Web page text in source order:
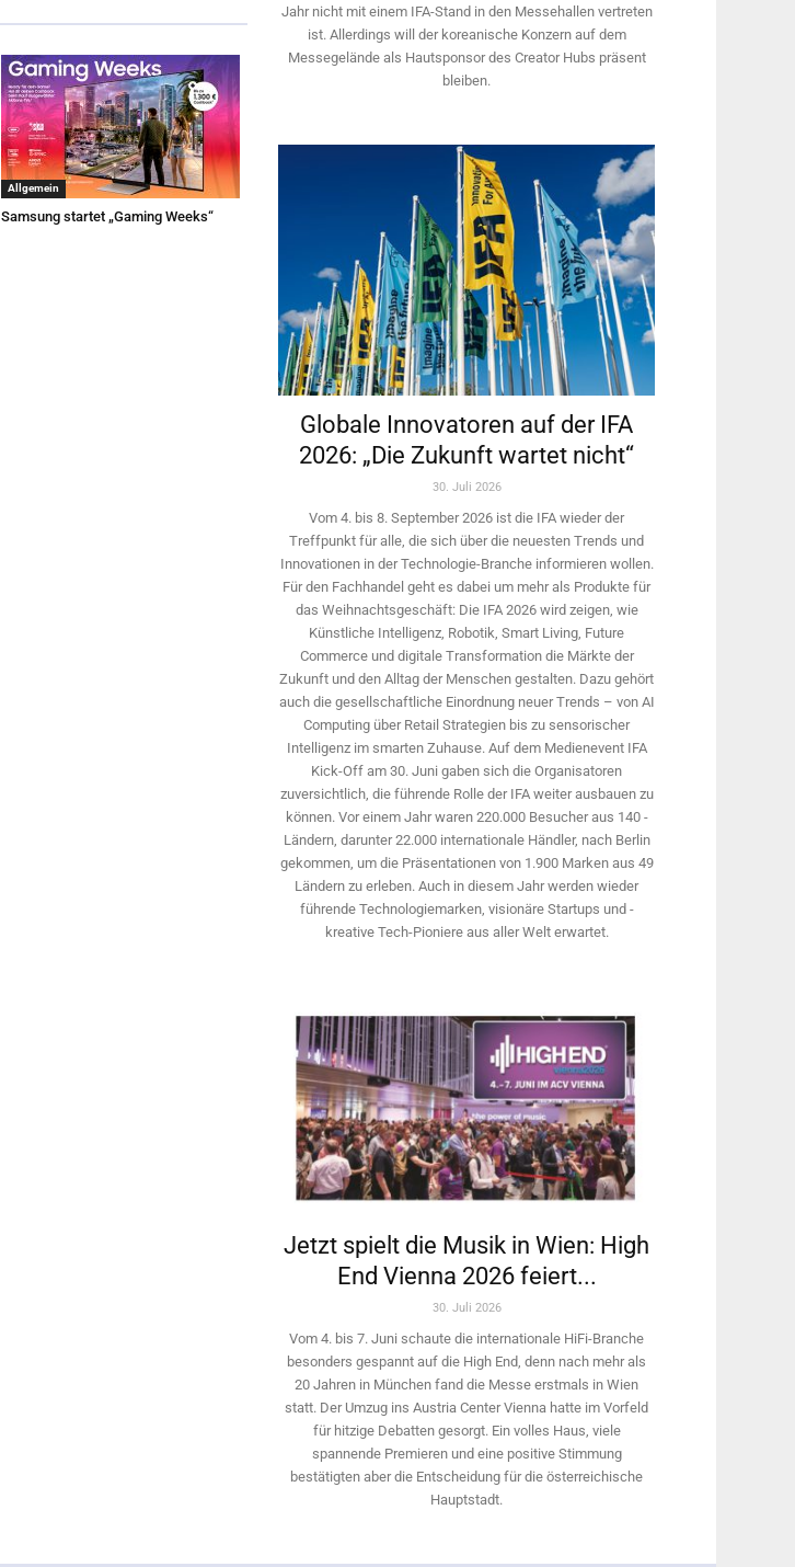
Allgemein
Samsung startet „Gaming Weeks“
Jahr nicht mit einem IFA-Stand in den Messehallen vertreten
ist. Allerdings will ­der koreanische Konzern auf dem
Messegelände als Hautsponsor des Creator Hubs präsent
bleiben.
Globale Innovatoren auf der IFA
2026: „Die Zukunft wartet nicht“
30. Juli 2026
Vom 4. bis 8. September 2026 ist die IFA wieder der
Treffpunkt für alle, die sich über die neuesten Trends und
Innovationen in der Technologie-­Branche informieren wollen.
Für den Fachhandel geht es dabei um mehr als Produkte für
das Weihnachtsgeschäft: Die IFA 2026 wird ­zeigen, wie
Künstliche Intelligenz, Robotik, Smart Living, Future
Commerce und digitale Trans­formation die Märkte der
Zukunft und den Alltag der Menschen gestalten. Dazu gehört
auch die gesellschaftliche Einordnung neuer Trends – von AI
Computing über Retail Strategien bis zu sensorischer
Intelligenz im smarten Zuhause. Auf dem Medien­event IFA
Kick-Off am 30. Juni gaben sich die Organisatoren
zuversichtlich, die führende Rolle der IFA weiter ausbauen zu
können. Vor einem Jahr ­waren 220.000 Besucher aus 140 ­
Ländern, ­darunter 22.000 internationale Händler, nach Berlin
gekommen, um die Präsen­tationen von 1.900 Marken aus 49
Ländern zu erleben. Auch in diesem Jahr werden wieder
führende Technologiemarken, visionäre Startups und ­
kreative Tech-Pioniere aus aller Welt erwartet.
Jetzt spielt die Musik in Wien: High
End Vienna 2026 feiert...
30. Juli 2026
Vom 4. bis 7. Juni schaute die internationale HiFi-Branche
besonders gespannt auf die High End, denn nach mehr als
20 Jahren in München fand die Messe erstmals in Wien
statt. Der Umzug ins Austria Center Vienna hatte im Vorfeld
für hitzige Debatten gesorgt. Ein volles Haus, viele
spannende Premieren und eine positive Stimmung
bestätigten aber die Entscheidung für die österreichische
Hauptstadt.